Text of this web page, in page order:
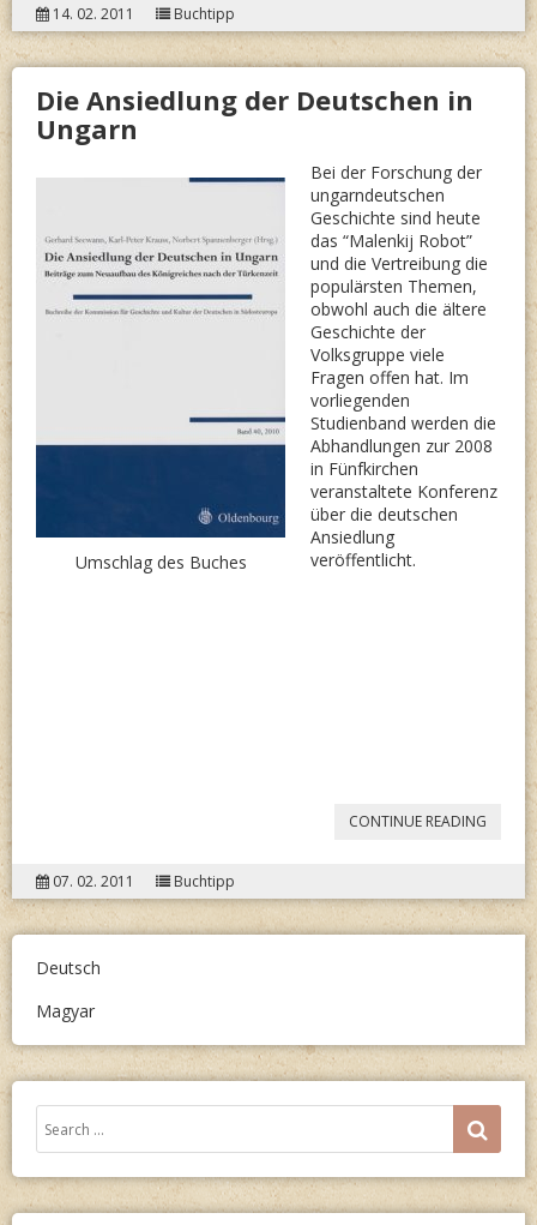
IKONEN
14. 02. 2011 Buchtipp
Die Ansiedlung der Deutschen in
Ungarn
Umschlag des Buches
Bei der Forschung der
ungarndeutschen
Geschichte sind heute
das “Malenkij Robot”
und die Vertreibung die
populärsten Themen,
obwohl auch die ältere
Geschichte der
Volksgruppe viele
Fragen offen hat. Im
vorliegenden
Studienband werden die
Abhandlungen zur 2008
in Fünfkirchen
veranstaltete Konferenz
über die deutschen
Ansiedlung
veröffentlicht.
CONTINUE READING
07. 02. 2011 Buchtipp
Deutsch
Magyar
Search
for: